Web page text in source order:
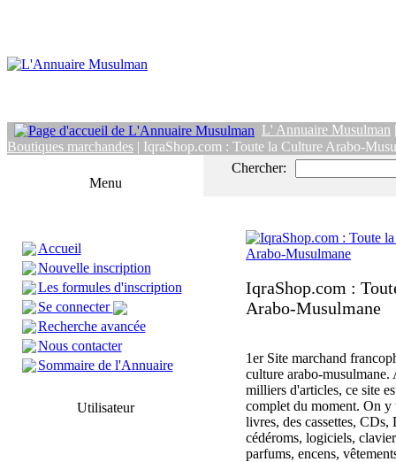
L' Annuaire Musulman
Boutiques marchandes | IqraShop.com : Toute la Culture Arabo-
Menu
Accueil
Nouvelle inscription
Les formules d'inscription
Se connecter
Recherche avancée
Nous contacter
Sommaire de l'Annuaire
Utilisateur
Chercher:
IqraShop.com :
Arabo-Musulmane
1er Site marchand
culture arabo-musulmane.
milliers d'articles, ce site
complet du moment. On y
livres, des cassettes,
cédéroms, logiciels,
parfums, encens,